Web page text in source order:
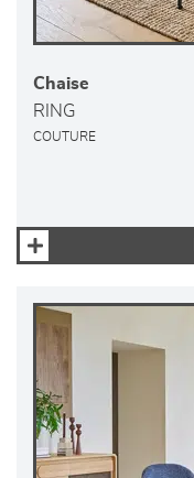
Chaise
RING
COUTURE